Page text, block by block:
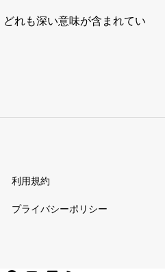
れも深い意味が含まれてい
利用規約
プライバシーポリシー